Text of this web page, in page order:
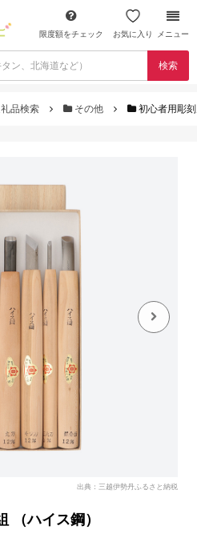
限度額をチェック お気に入り メニュー
検索
品検索 その他 初心者用彫
出典：三越伊勢丹ふるさと納税
（ハイス鋼）